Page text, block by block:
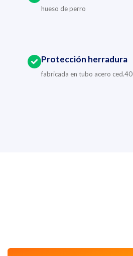
hueso de perro
Protección herradura
fabricada en tubo acero ced.40